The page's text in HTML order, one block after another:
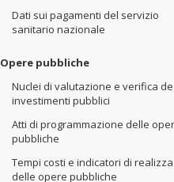
Dati sui pagamenti del servizio
sanitario nazionale
Opere pubbliche
Nuclei di valutazione e verifica
investimenti pubblici
Atti di programmazione delle
pubbliche
Tempi costi e indicatori di
delle opere pubbliche